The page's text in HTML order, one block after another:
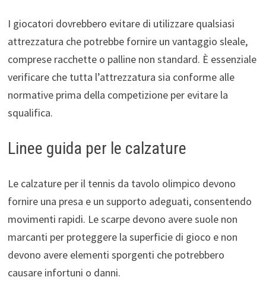
I giocatori dovrebbero evitare di utilizzare qualsiasi
attrezzatura che potrebbe fornire un vantaggio sleale,
comprese racchette o palline non standard. È essenziale
verificare che tutta l’attrezzatura sia conforme alle
normative prima della competizione per evitare la
squalifica.
Linee guida per le calzature
Le calzature per il tennis da tavolo olimpico devono
fornire una presa e un supporto adeguati, consentendo
movimenti rapidi. Le scarpe devono avere suole non
marcanti per proteggere la superficie di gioco e non
devono avere elementi sporgenti che potrebbero
causare infortuni o danni.